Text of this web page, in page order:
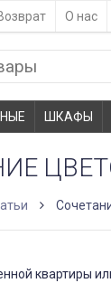
О нас
ШКАФЫ
квартиры